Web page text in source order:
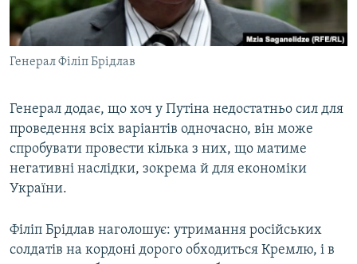
Генерал Філіп Брідлав
Генерал додає, що хоч у Путіна недостатньо сил для
проведення всіх варіантів одночасно, він може
спробувати провести кілька з них, що матиме
негативні наслідки, зокрема й для економіки
України.
Філіп Брідлав наголошує: утримання російських
солдатів на кордоні дорого обходиться Кремлю, і в